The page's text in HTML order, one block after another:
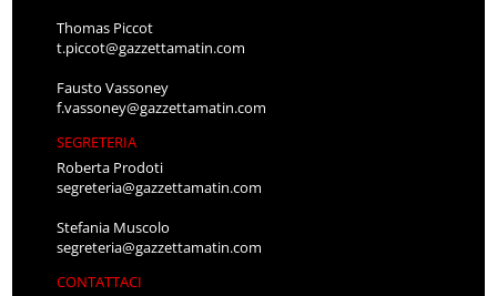
Thomas Piccot
t.piccot@gazzettamatin.com
Fausto Vassoney
f.vassoney@gazzettamatin.com
SEGRETERIA
Roberta Prodoti
segreteria@gazzettamatin.com
Stefania Muscolo
segreteria@gazzettamatin.com
CONTATTACI